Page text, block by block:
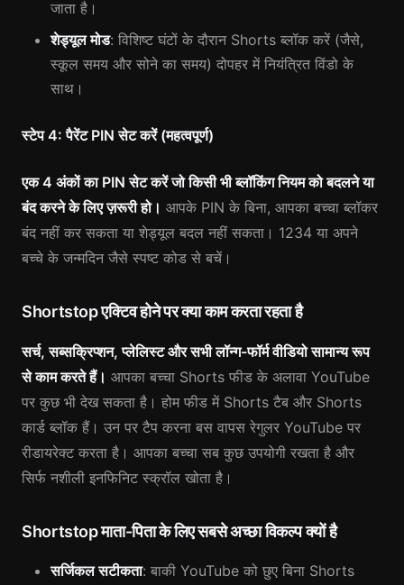
जाता है।
शेड्यूल मोड: विशिष्ट घंटों के दौरान Shorts ब्लॉक करें (जैसे,
स्कूल समय और सोने का समय) दोपहर में नियंत्रित विंडो के
साथ।
स्टेप 4: पैरेंट PIN सेट करें (महत्वपूर्ण)
एक 4 अंकों का PIN सेट करें जो किसी भी ब्लॉकिंग नियम को बदलने या
बंद करने के लिए ज़रूरी हो। आपके PIN के बिना, आपका बच्चा ब्लॉकर
बंद नहीं कर सकता या शेड्यूल बदल नहीं सकता। 1234 या अपने
बच्चे के जन्मदिन जैसे स्पष्ट कोड से बचें।
Shortstop एक्टिव होने पर क्या काम करता रहता है
सर्च, सब्सक्रिप्शन, प्लेलिस्ट और सभी लॉन्ग-फॉर्म वीडियो सामान्य रूप
से काम करते हैं। आपका बच्चा Shorts फीड के अलावा YouTube
पर कुछ भी देख सकता है। होम फीड में Shorts टैब और Shorts
कार्ड ब्लॉक हैं। उन पर टैप करना बस वापस रेगुलर YouTube पर
रीडायरेक्ट करता है। आपका बच्चा सब कुछ उपयोगी रखता है और
सिर्फ नशीली इनफिनिट स्क्रॉल खोता है।
Shortstop माता-पिता के लिए सबसे अच्छा विकल्प क्यों है
सर्जिकल सटीकता: बाकी YouTube को छुए बिना Shorts